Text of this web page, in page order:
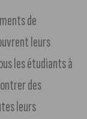
de
leurs
les étudiants à
des
leurs